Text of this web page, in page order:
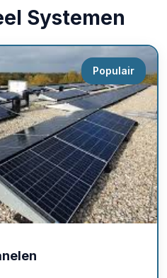
Systemen
Populair